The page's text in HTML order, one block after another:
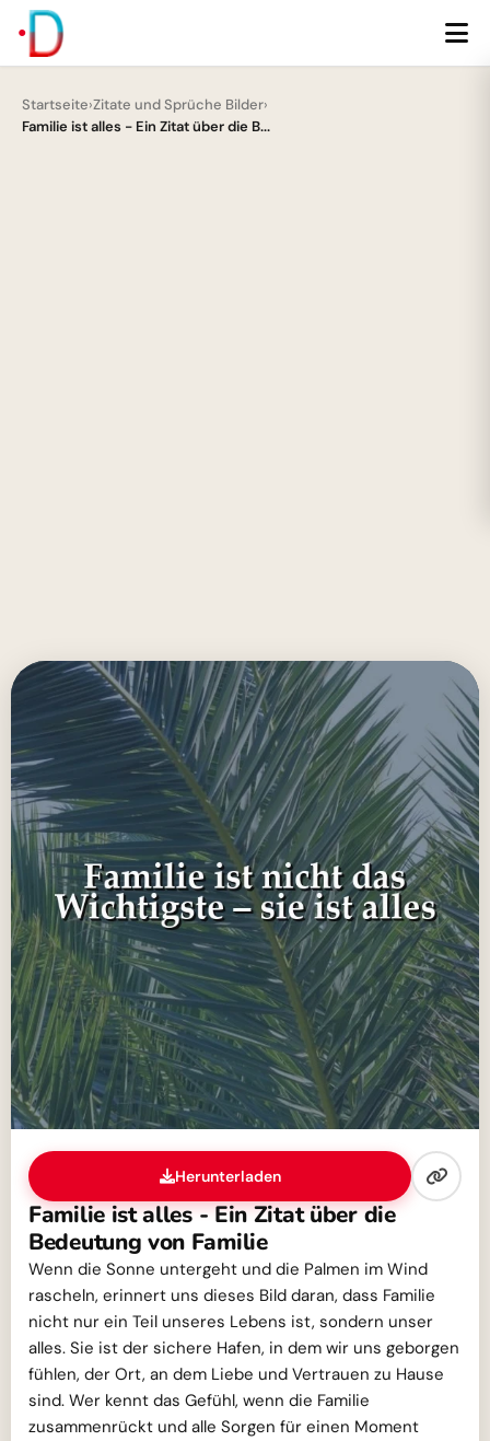
Startseite›Zitate und Sprüche Bilder›
Familie ist alles - Ein Zitat über die B...
Herunterladen
Familie ist alles - Ein Zitat über die
Bedeutung von Familie
Wenn die Sonne untergeht und die Palmen im Wind
rascheln, erinnert uns dieses Bild daran, dass Familie
nicht nur ein Teil unseres Lebens ist, sondern unser
alles. Sie ist der sichere Hafen, in dem wir uns geborgen
fühlen, der Ort, an dem Liebe und Vertrauen zu Hause
sind. Wer kennt das Gefühl, wenn die Familie
zusammenrückt und alle Sorgen für einen Moment